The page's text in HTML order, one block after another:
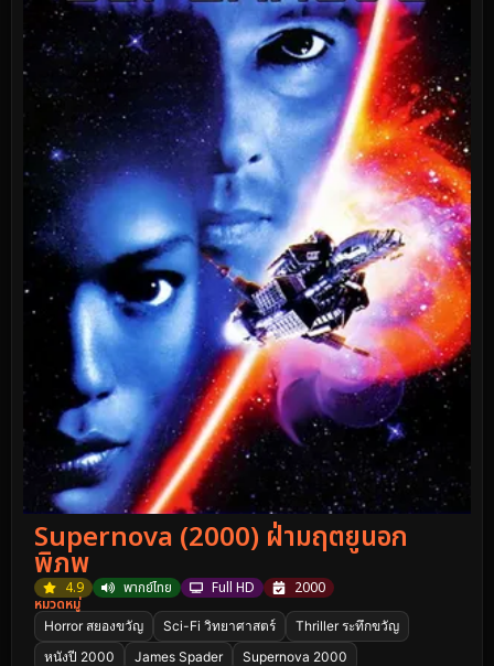
Supernova (2000) ฝ่ามฤตยูนอก
พิภพ
4.9 พากย์ไทย Full HD
2000
หมวดหมู่
Horror สยองขวัญ Sci-Fi วิทยาศาสตร์
Thriller ระทึกขวัญ
หนังปี 2000
James Spader
Supernova 2000